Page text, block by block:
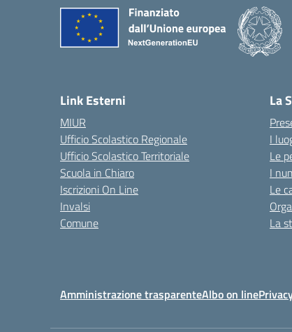
Link Esterni
MIUR
Ufficio Scolastico Regionale
Ufficio Scolastico Territoriale
Scuola in Chiaro
Iscrizioni On Line
Invalsi
Comune
La
I
Le
I
Le
La
Amministrazione trasparenteAlbo on line